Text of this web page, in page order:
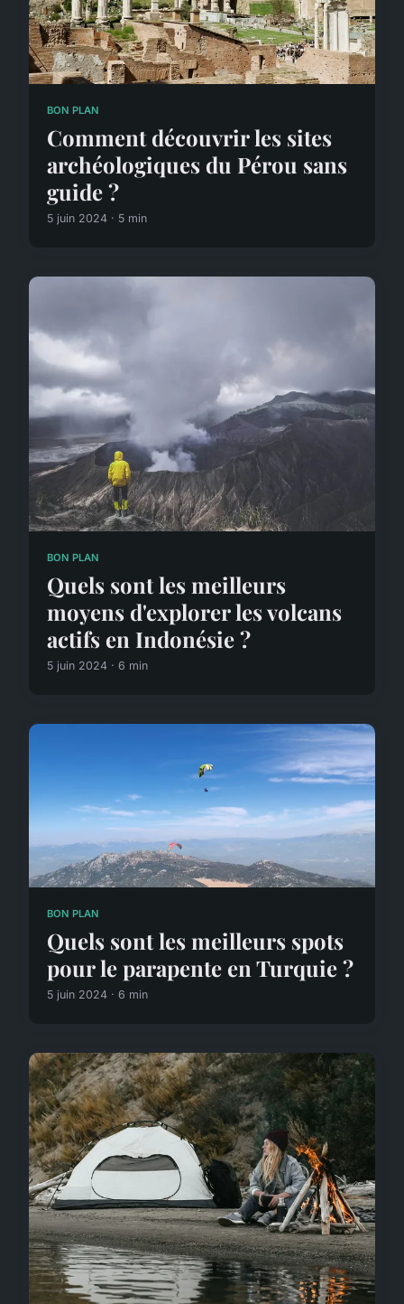
BON PLAN
Comment découvrir les sites
archéologiques du Pérou sans
guide ?
5 juin 2024 · 5 min
BON PLAN
Quels sont les meilleurs
moyens d'explorer les volcans
actifs en Indonésie ?
5 juin 2024 · 6 min
BON PLAN
Quels sont les meilleurs spots
pour le parapente en Turquie ?
5 juin 2024 · 6 min